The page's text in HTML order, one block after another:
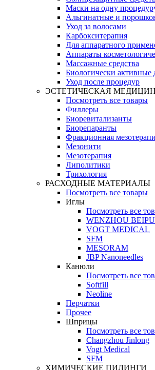
Маски на одну
Альгинатные и
Уход за волосами
Карбокситерапия
Для аппаратного
Аппараты
Массажные средства
Биологически активные
Уход после процедур
ЭСТЕТИЧЕСКАЯ
Посмотреть все товары
Филлеры
Биоревитализанты
Биорепаранты
Фракционная
Мезонити
Мезотерапия
Липолитики
Трихология
РАСХОДНЫЕ МАТЕРИАЛЫ
Посмотреть все товары
Иглы
Посмотреть все
WENZHOU BEIPU
VOGT MEDICAL
SFM
MESORAM
JBP Nanoneedles
Канюли
Посмотреть все
Softfill
Neoline
Перчатки
Прочее
Шприцы
Посмотреть все
Changzhou Jinlong
Vogt Medical
SFM
ХИМИЧЕСКИЕ ПИЛИНГИ